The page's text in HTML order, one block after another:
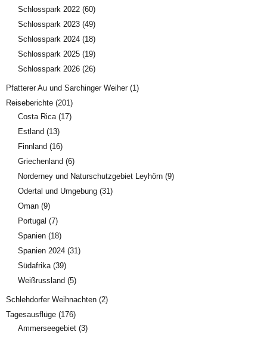
Schlosspark 2022 (60)
Schlosspark 2023 (49)
Schlosspark 2024 (18)
Schlosspark 2025 (19)
Schlosspark 2026 (26)
Pfatterer Au und Sarchinger Weiher(1)
Reiseberichte (201)
Costa Rica(17)
Estland (13)
Finnland (16)
Griechenland (6)
Norderney und Naturschutzgebiet Leyhörn (9)
Odertal und Umgebung (31)
Oman (9)
Portugal (7)
Spanien (18)
Spanien 2024 (31)
Südafrika(39)
Weißrussland (5)
Schlehdorfer Weihnachten (2)
Tagesausflüge (176)
Ammerseegebiet (3)